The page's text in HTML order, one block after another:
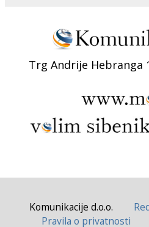
Trg Andrije Hebranga
Komunikacije d.o.o.
Pravila o privatnosti